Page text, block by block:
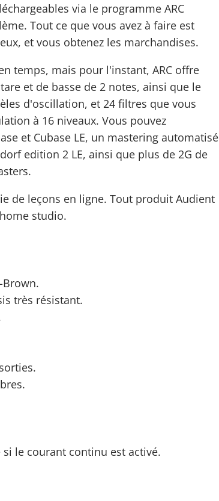
via le programme ARC
Tout ce que vous avez à faire est
et vous obtenez les marchandises.
temps, mais pour l'instant, ARC offre
et de basse de 2 notes, ainsi que le
d'oscillation, et 24 filtres que vous
à 16 niveaux. Vous pouvez
et Cubase LE, un mastering automatisé
edition 2 LE, ainsi que plus de 2G de
de leçons en ligne. Tout produit Audient
home studio.
Brown.
très résistant.
le courant continu est activé.